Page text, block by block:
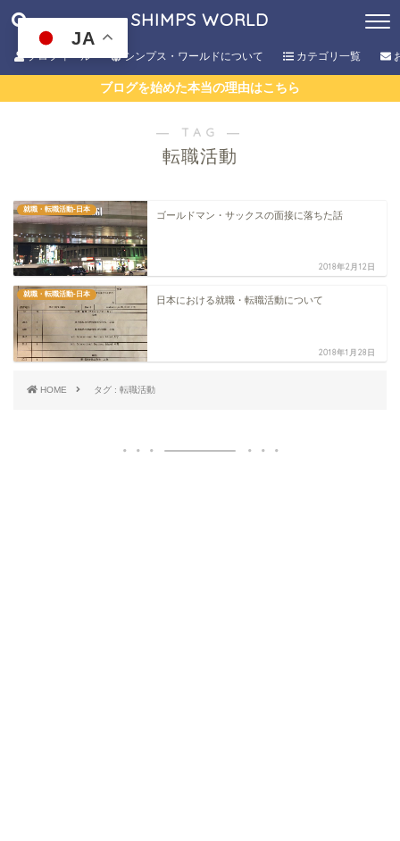
SHIMPS WORLD
プロフィール シンプス・ワールドについて カテゴリ一覧
ブログを始めた本当の理由はこちら
― TAG ―
転職活動
就職・転職活動-日本
ゴールドマン・サックスの面接に落ちた話
2018年2月12日
就職・転職活動-日本
日本における就職・転職活動について
2018年1月28日
HOME タグ : 転職活動
JA